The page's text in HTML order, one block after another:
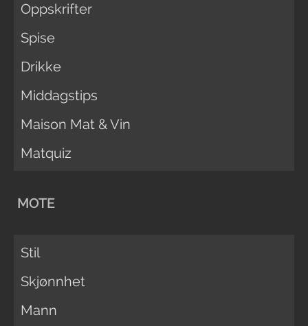
Oppskrifter
Spise
Drikke
Middagstips
Maison Mat & Vin
Matquiz
MOTE
Stil
Skjønnhet
Mann